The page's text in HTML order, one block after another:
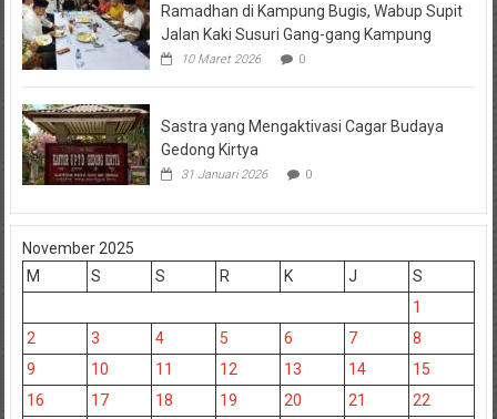
Ramadhan di Kampung Bugis, Wabup Supit
Jalan Kaki Susuri Gang-gang Kampung
10 Maret 2026 0
Sastra yang Mengaktivasi Cagar Budaya
Gedong Kirtya
31 Januari 2026 0
November 2025
M
S S R K J
S
1
2
3 4 5 6 7
8
9
10 11 12 13 14
15
16
17 18 19 20 21 22